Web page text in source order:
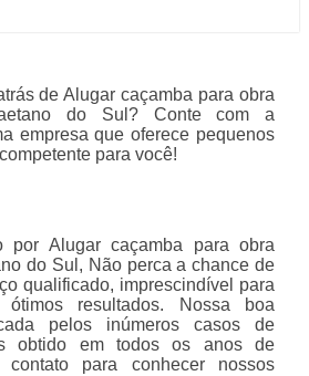
de Alugar caçamba para obra
do Sul? Conte com a
empresa que oferece pequenos
para você!
por Alugar caçamba para obra
do Sul, Não perca a chance de
qualificado, imprescindível para
resultados. Nossa boa
pelos inúmeros casos de
obtido em todos os anos de
para conhecer nossos